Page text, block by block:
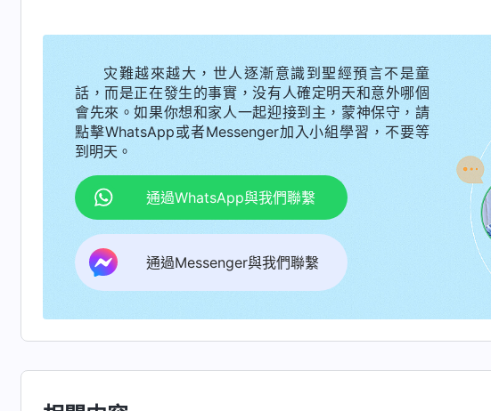
己的缺點、問題與敗壞性情。在他作惡露出馬脚被揭露的時
辦法極力地彌補、挽回過失，而是想方設法用各種方式掩蓋，
相，不讓神選民知道他做的事給神家帶來多大的損害、給教會
上面知道，因為一旦上面知道了就會按原則處理，他就徹底完
被揭露之後，他不是先反省自己錯在哪兒、哪個地方違背原則
的，自己的存心是什麽、當時的情形是什麽，是因為任性還
這些事，而是絞盡腦汁地用各種手段來掩蓋事實真相，同時
家，企圖大事化小、小事化了，蒙混過關，繼續留在神家胡
讓人仰望他聽從他來滿足他的野心欲望。
」 《話・卷四 揭示敵
其看到「敵基督」「用各種方式掩蓋」「
」這
妹問我有没有跟進工作時，我不是馬上承認自己没跟進，也
灾難越來越大，世人逐漸意識到聖經預言不是童
話，而是正在發生的事實，没有人確定明天和意外哪個
會先來。如果你想和家人一起迎接到主，蒙神保守，請
點擊WhatsApp或者Messenger加入小組學習，不要等
到明天。
通過WhatsApp與我們聯繫
通過Messenger與我們聯繫